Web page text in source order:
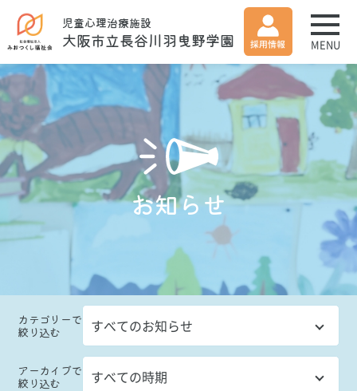
児童心理治療施設
大阪市立長谷川羽曳野学園 MENU
お知らせ
カテゴリーで
絞り込む
アーカイブで
絞り込む